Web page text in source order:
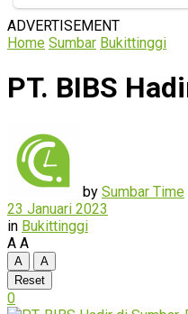
ADVERTISEMENT
Home Sumbar Bukittinggi
PT. BIBS
by Sumbar Time
23 Januari 2023
in Bukittinggi
A A
A
A
Reset
0